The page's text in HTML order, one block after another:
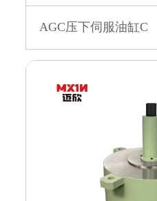
AGC压下伺服油缸C